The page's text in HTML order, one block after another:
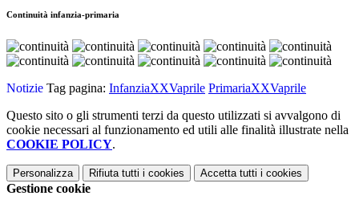
Continuità infanzia-primaria
Notizie Tag pagina: InfanziaXXVaprile PrimariaXXVaprile
Questo sito o gli strumenti terzi da questo utilizzati si avvalgono di
cookie necessari al funzionamento ed utili alle finalità illustrate nella
COOKIE POLICY.
Personalizza Rifiuta tutti i cookies Accetta tutti i cookies
Gestione cookie